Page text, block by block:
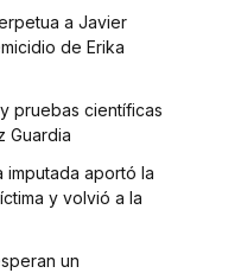
a Javier
de Erika
pruebas científicas
Guardia
imputada aportó la
y volvió a la
un